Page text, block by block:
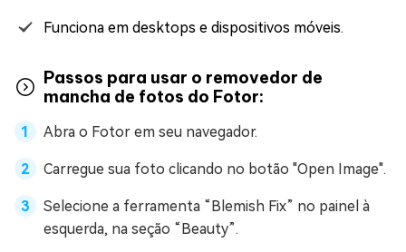
Funciona em desktops e dispositivos móveis.
Passos para usar o removedor de
mancha de fotos do Fotor:
Abra o Fotor em seu navegador.
Carregue sua foto clicando no botão "Open Image".
Selecione a ferramenta “Blemish Fix” no painel à
esquerda, na seção “Beauty”.